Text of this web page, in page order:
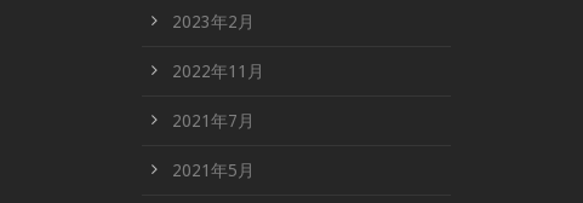
2023年2月
2022年11月
2021年7月
2021年5月